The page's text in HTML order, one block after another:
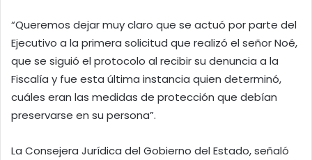
“Queremos dejar muy claro que se actuó por parte del
Ejecutivo a la primera solicitud que realizó el señor Noé,
que se siguió el protocolo al recibir su denuncia a la
Fiscalía y fue esta última instancia quien determinó,
cuáles eran las medidas de protección que debían
preservarse en su persona”.
La Consejera Jurídica del Gobierno del Estado, señaló